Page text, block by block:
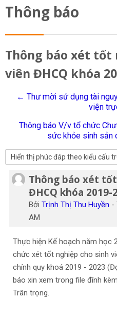
Giảng viên
Sinh viên
Research
Tiếng Việt
kiếm
khoá
học
Thông báo
Thông báo xét tốt
viên ĐHCQ khóa
← Thư mời sử dụng tài
viện
Thông báo V/v tổ chức
sức khỏe sinh sản
Thông báo xét
ĐHCQ khóa
BởiTrịnh Thị Thu Huyền -
AM
Số lượng các câu trả lời: 0
Thực hiện Kế hoạch năm học
chức xét tốt nghiệp cho sinh
chính quy khoá 2019 - 2023
báo xin xem trong file đính
Trân trọng.